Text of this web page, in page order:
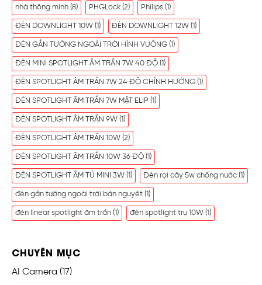
nhà thông minh (8) PHGLock (2) Philips (1)
ĐÈN DOWNLIGHT 10W (1) ĐÈN DOWNLIGHT 12W (1)
ĐÈN GẮN TƯỜNG NGOÀI TRỜI HÌNH VUÔNG (1)
ĐÈN MINI SPOTLIGHT ÂM TRẦN 7W 40 ĐỘ (1)
ĐÈN SPOTLIGHT ÂM TRẦN 7W 24 ĐỘ CHỈNH HƯỚNG (1)
ĐÈN SPOTLIGHT ÂM TRẦN 7W MẶT ELIP (1)
ĐÈN SPOTLIGHT ÂM TRẦN 9W (1)
ĐÈN SPOTLIGHT ÂM TRẦN 10W (2)
ĐÈN SPOTLIGHT ÂM TRẦN 10W 36 ĐỘ (1)
ĐÈN SPOTLIGHT ÂM TỦ MINI 3W (1) Đèn rọi cây 5w chống nước (1)
đèn gắn tường ngoài trời bán nguyệt (1)
đèn linear spotlight âm trần (1) đèn spotlight trụ 10W (1)
CHUYÊN MỤC
AI Camera (17)